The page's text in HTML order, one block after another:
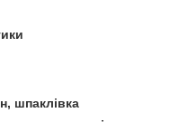
шпаклівка